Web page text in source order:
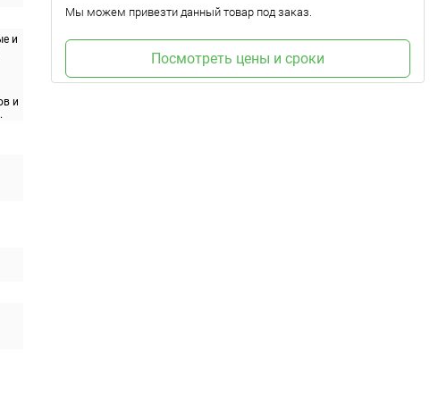
и
и
Мы можем привезти данный товар под заказ.
Посмотреть цены и сроки